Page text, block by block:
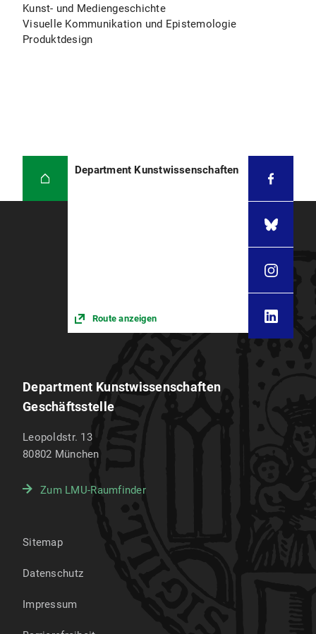
Kunst- und Mediengeschichte
Visuelle Kommunikation und Epistemologie
Produktdesign
Department Kunstwissenschaften
Route anzeigen
Department Kunstwissenschaften
Geschäftsstelle
Leopoldstr. 13
80802 München
Zum LMU-Raumfinder
Sitemap
Datenschutz
Impressum